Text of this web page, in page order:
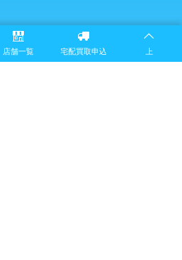
店舗一覧 宅配買取申込 上
お客様の声